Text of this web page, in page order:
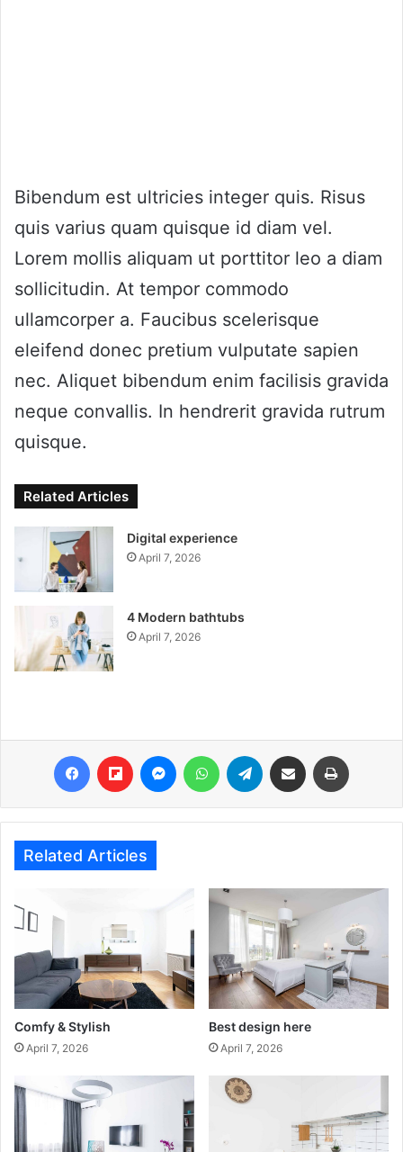
Bibendum est ultricies integer quis. Risus
quis varius quam quisque id diam vel.
Lorem mollis aliquam ut porttitor leo a diam
sollicitudin. At tempor commodo
ullamcorper a. Faucibus scelerisque
eleifend donec pretium vulputate sapien
nec. Aliquet bibendum enim facilisis gravida
neque convallis. In hendrerit gravida rutrum
quisque.
Related Articles
Digital experience
April 7, 2026
4 Modern bathtubs
April 7, 2026
FacebookFlipboard MessengerWhatsAppTelegram Share via Email
Related Articles
Comfy & Stylish
April 7, 2026
Best design here
April 7, 2026